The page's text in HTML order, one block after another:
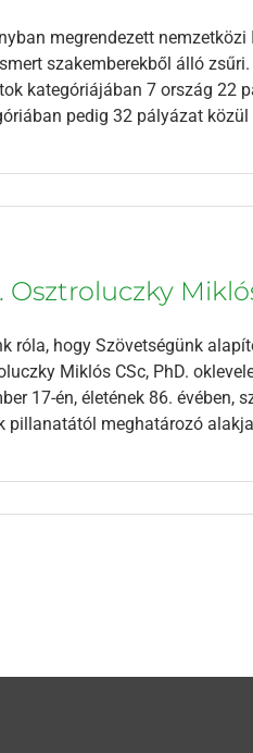
megrendezett
szakemberekből álló
kategóriájában 7 ország 22
pedig 32 pályázat közül
Osztroluczky
róla, hogy Szövetségünk
Miklós CSc, PhD.
17-én, életének 86.
pillanatától meghatározó